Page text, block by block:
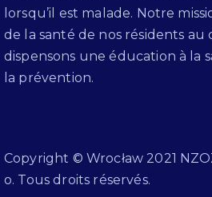
lorsqu’il est malade. Notre
de la santé de nos résidents au
dispensons une éducation à la
la prévention.
Copyright © Wrocław 2021
o. Tous droits réservés.